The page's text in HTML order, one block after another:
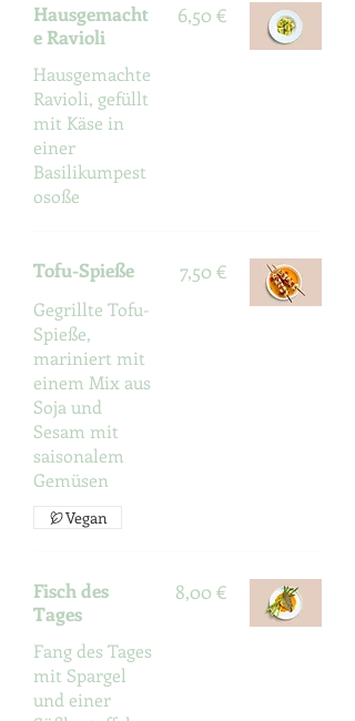
Hausgemacht
e Ravioli
Hausgemachte
Ravioli, gefüllt
mit Käse in
einer
Basilikumpest
osoße
6,50 €
Tofu-Spieße
Gegrillte Tofu-
Spieße,
mariniert mit
einem Mix aus
Soja und
Sesam mit
saisonalem
Gemüsen
7,50 €
Vegan
Fisch des
Tages
Fang des Tages
mit Spargel
und einer
8,00 €